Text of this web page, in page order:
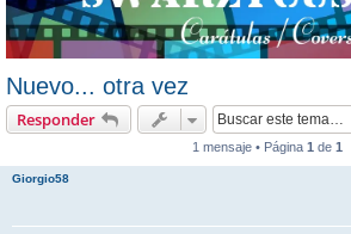
Nuevo... otra vez
Responder
1 mensaje • Página 1 de 1
Giorgio58